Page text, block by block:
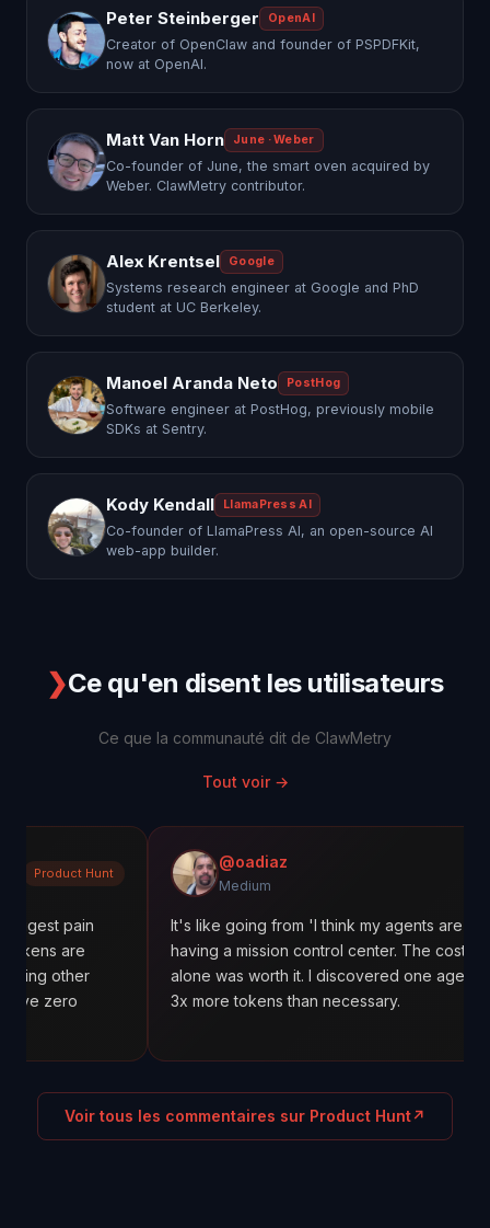
Peter Steinberger OpenAI
Creator of OpenClaw and founder of PSPDFKit,
now at OpenAI.
Matt Van Horn June · Weber
Co-founder of June, the smart oven acquired by
Weber. ClawMetry contributor.
Alex Krentsel Google
Systems research engineer at Google and PhD
student at UC Berkeley.
Manoel Aranda Neto PostHog
Software engineer at PostHog, previously mobile
SDKs at Sentry.
Kody Kendall LlamaPress AI
Co-founder of LlamaPress AI, an open-source AI
web-app builder.
❯Ce qu'en disent les utilisateurs
Ce que la communauté dit de ClawMetry
Tout voir→
@oadiaz
Medium
It's like going from 'I think my agents are working' to
having a mission control center. The cost tracking
alone was worth it. I discovered one agent was using
3x more tokens than necessary.
Voir tous les commentaires sur Product Hunt↗